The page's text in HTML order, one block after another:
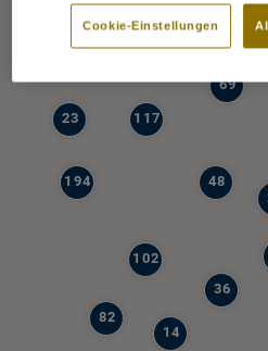
194
77
117
82
36
69
102
23
48
14
Cookie-Einstellungen